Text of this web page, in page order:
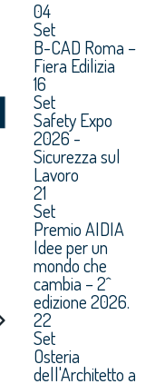
04
Set
B-CAD Roma –
Fiera Edilizia
16
Set
Safety Expo
2026 -
Sicurezza sul
Lavoro
21
Set
Premio AIDIA
Idee per un
mondo che
cambia – 2^
edizione 2026.
22
Set
Osteria
dell'Architetto a